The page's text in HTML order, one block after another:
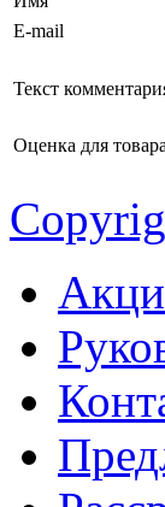
E-mail
Текст
Оценка для товара